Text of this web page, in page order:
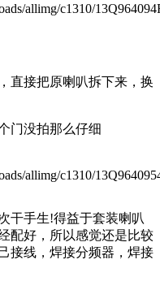
allimg/c1310/
直接把原喇叭拆下来，换
门没拍那么仔细
allimg/c1310/
干手生!得益于套装喇叭
配好，所以感觉还是比较
接线，焊接分频器，焊接